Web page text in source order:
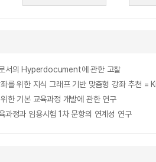
서의 Hyperdocument에 관한 고찰
좌를 위한 지식 그래프 기반 맞춤형 강좌
한 기본 교육과정 개발에 관한 연구
과정과 임용시험 1차 문항의 연계성 연구